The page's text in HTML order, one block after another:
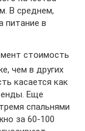
В среднем,
питание в
стоимость
чем в других
касается как
Еще
спальнями
за 60-100